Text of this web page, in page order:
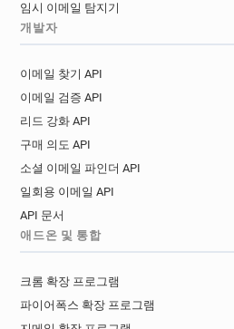
임시 이메일 탐지기
개발자
이메일 찾기 API
이메일 검증 API
리드 강화 API
구매 의도 API
소셜 이메일 파인더 API
일회용 이메일 API
API 문서
애드온 및 통합
크롬 확장 프로그램
파이어폭스 확장 프로그램